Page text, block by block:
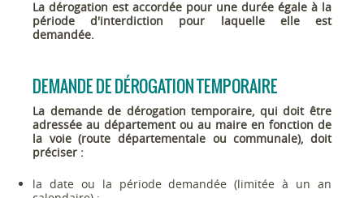
La dérogation est accordée pour une durée égale à la
période d'interdiction pour laquelle elle est
demandée.
DEMANDE DE DÉROGATION TEMPORAIRE
La demande de dérogation temporaire, qui doit être
adressée au département ou au maire en fonction de
la voie (route départementale ou communale), doit
préciser :
la date ou la période demandée (limitée à un an